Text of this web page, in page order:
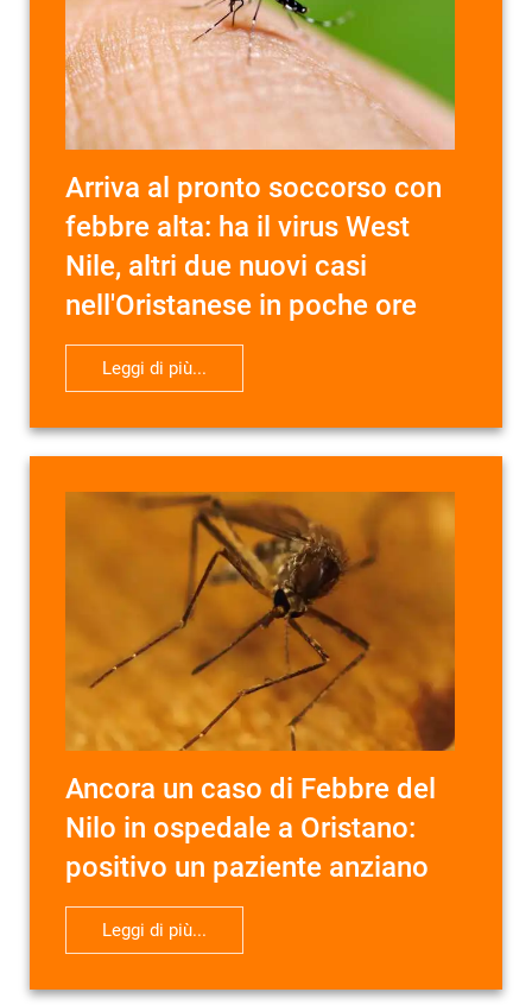
Arriva al pronto soccorso con
febbre alta: ha il virus West
Nile, altri due nuovi casi
nell'Oristanese in poche ore
Leggi di più...
Ancora un caso di Febbre del
Nilo in ospedale a Oristano:
positivo un paziente anziano
Leggi di più...